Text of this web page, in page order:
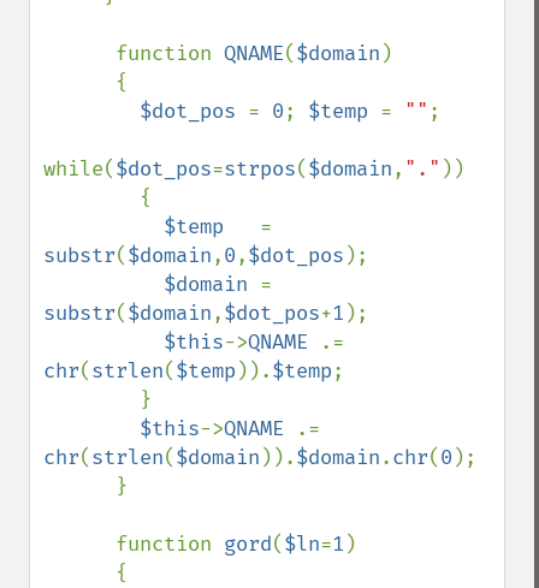
      function
QNAME($domain )
$dot_pos = 0; $temp = "" ;
while($dot_pos=strpos($domain, "." ))
$temp
substr($domain,0,$dot_pos );
$domain
substr($domain,$dot_pos+1 );
$this->QNAME
chr(strlen($temp )).$temp;
$this->QNAME
chr(strlen($domain )).$domain.chr(0 );
      function
gord($ln=1 )